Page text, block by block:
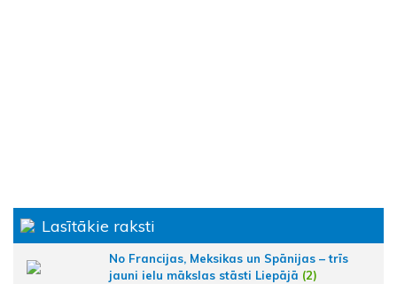
Lasītākie raksti
No Francijas, Meksikas un Spānijas – trīs
jauni ielu mākslas stāsti Liepājā (2)